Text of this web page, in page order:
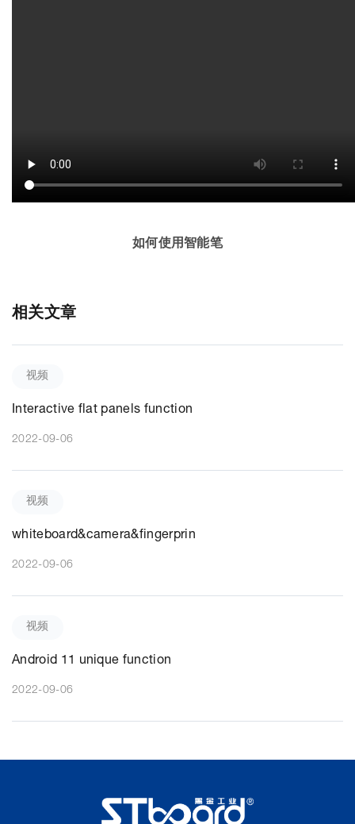
如何使用智能笔
相关文章
视频
Interactive flat panels function
2022-09-06
视频
whiteboard&camera&fingerprin
2022-09-06
视频
Android 11 unique function
2022-09-06